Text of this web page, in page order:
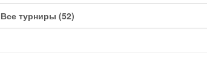
Все турниры (52)